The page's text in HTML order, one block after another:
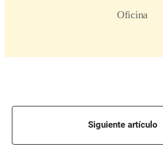
Siguiente artículo